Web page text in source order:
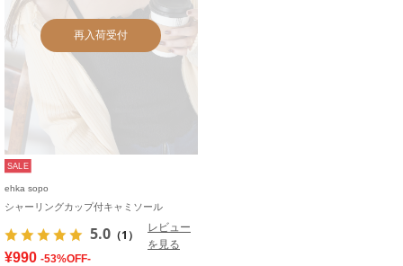
再入荷受付
SALE
ehka sopo
シャーリングカップ付キャミソール
5.0 （1）
レビュー
を見る
¥990 -53%OFF-